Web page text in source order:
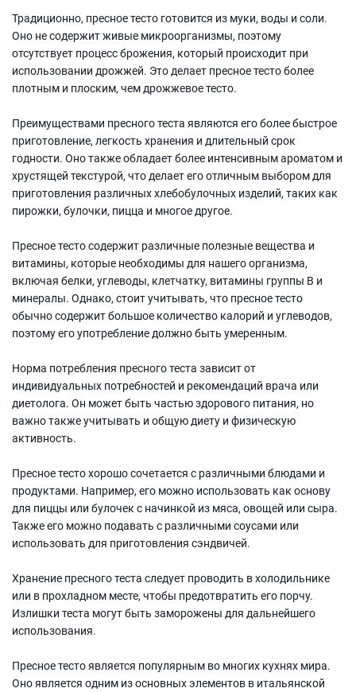
Традиционно, пресное тесто готовится из муки, воды и соли.
Оно не содержит живые микроорганизмы, поэтому
отсутствует процесс брожения, который происходит при
использовании дрожжей. Это делает пресное тесто более
плотным и плоским, чем дрожжевое тесто.
Преимуществами пресного теста являются его более быстрое
приготовление, легкость хранения и длительный срок
годности. Оно также обладает более интенсивным ароматом и
хрустящей текстурой, что делает его отличным выбором для
приготовления различных хлебобулочных изделий, таких как
пирожки, булочки, пицца и многое другое.
Пресное тесто содержит различные полезные вещества и
витамины, которые необходимы для нашего организма,
включая белки, углеводы, клетчатку, витамины группы В и
минералы. Однако, стоит учитывать, что пресное тесто
обычно содержит большое количество калорий и углеводов,
поэтому его употребление должно быть умеренным.
Норма потребления пресного теста зависит от
индивидуальных потребностей и рекомендаций врача или
диетолога. Он может быть частью здорового питания, но
важно также учитывать и общую диету и физическую
активность.
Пресное тесто хорошо сочетается с различными блюдами и
продуктами. Например, его можно использовать как основу
для пиццы или булочек с начинкой из мяса, овощей или сыра.
Также его можно подавать с различными соусами или
использовать для приготовления сэндвичей.
Хранение пресного теста следует проводить в холодильнике
или в прохладном месте, чтобы предотвратить его порчу.
Излишки теста могут быть заморожены для дальнейшего
использования.
Пресное тесто является популярным во многих кухнях мира.
Оно является одним из основных элементов в итальянской